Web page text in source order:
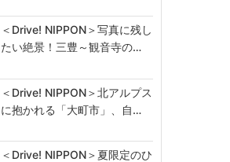
＜Drive! NIPPON＞写真に残し
たい絶景！三豊～観音寺の…
＜Drive! NIPPON＞北アルプス
に抱かれる「大町市」、自…
＜Drive! NIPPON＞夏限定のひ